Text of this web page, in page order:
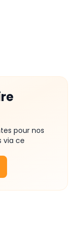
pour nos
via ce